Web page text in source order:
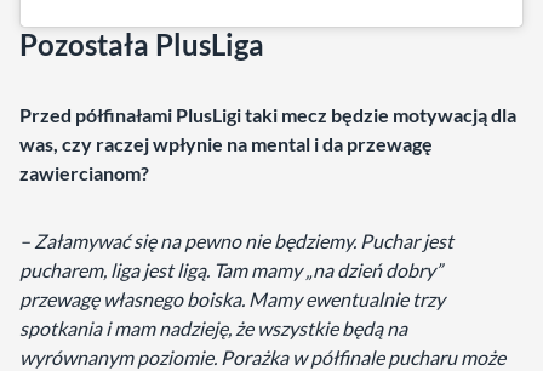
Pozostała PlusLiga
Przed półfinałami PlusLigi taki mecz będzie motywacją dla
was, czy raczej wpłynie na mental i da przewagę
zawiercianom?
– Załamywać się na pewno nie będziemy. Puchar jest
pucharem, liga jest ligą. Tam mamy „na dzień dobry”
przewagę własnego boiska. Mamy ewentualnie trzy
spotkania i mam nadzieję, że wszystkie będą na
wyrównanym poziomie. Porażka w półfinale pucharu może